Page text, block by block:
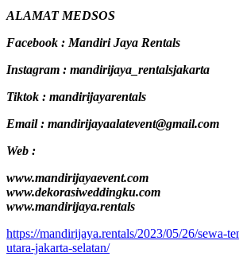
ALAMAT MEDSOS
Facebook : Mandiri Jaya Rentals
Instagram : mandirijaya_rentalsjakarta
Tiktok : mandirijayarentals
Email : mandirijayaalatevent@gmail.com
Web :
www.mandirijayaevent.com
www.dekorasiweddingku.com
www.mandirijaya.rentals
https://mandirijaya.rentals/2023/05/26/sewa-
utara-jakarta-selatan/